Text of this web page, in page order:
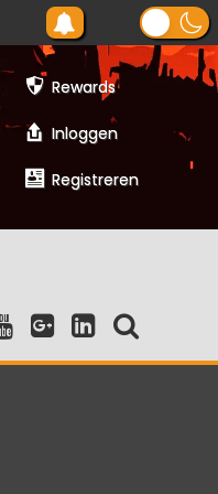
Rewards
Inloggen
Registreren